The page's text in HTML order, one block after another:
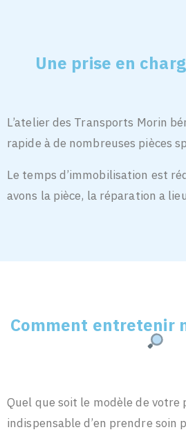
Une prise en
L’atelier des Transports Morin
rapide à de nombreuses pièces
Le temps d’immobilisation est
avons la pièce, la réparation a
Comment entretenir
Quel que soit le modèle de votre
indispensable d’en prendre soin